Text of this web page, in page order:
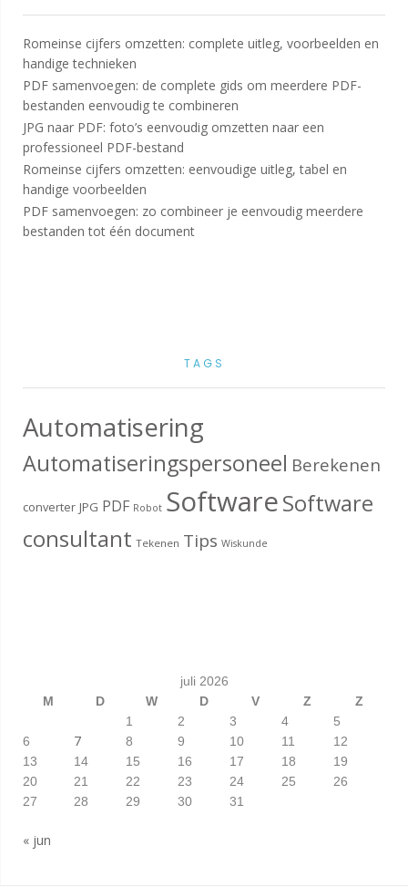
Romeinse cijfers omzetten: complete uitleg, voorbeelden en
handige technieken
PDF samenvoegen: de complete gids om meerdere PDF-
bestanden eenvoudig te combineren
JPG naar PDF: foto’s eenvoudig omzetten naar een
professioneel PDF-bestand
Romeinse cijfers omzetten: eenvoudige uitleg, tabel en
handige voorbeelden
PDF samenvoegen: zo combineer je eenvoudig meerdere
bestanden tot één document
TAGS
Automatisering
Automatiseringspersoneel Berekenen
converter JPG PDF Robot SoftwareSoftware
consultant Tekenen Tips Wiskunde
juli 2026
M
D W D V Z
Z
1
2 3 4
5
6
7 8 9 10 11
12
13
14 15 16 17 18
19
20
21 22 23 24 25
26
27
28 29 30 31
« jun